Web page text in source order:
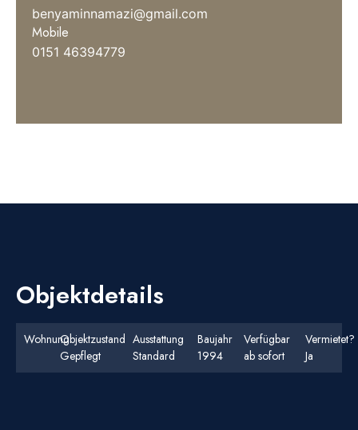
benyaminnamazi@gmail.com
Mobile
0151 46394779
Objektdetails
WohnungObjektzustand
Gepflegt
Ausstattung
Standard
Baujahr
1994
Verfügbar
ab sofort
Vermietet?
Ja